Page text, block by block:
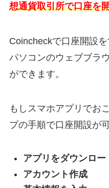
想通貨取引所で口座を
Coincheckで口座開設
パソコンのウェブブラ
ができます。
もしスマホアプリでお
プの手順で口座開設が
アプリをダウンロー
アカウント作成